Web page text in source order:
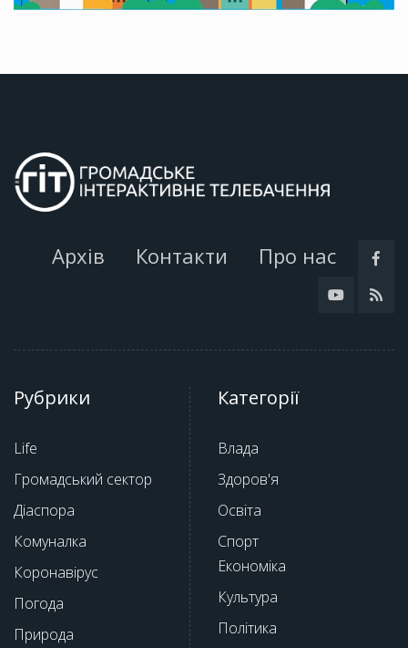
Архів Контакти Про нас
Рубрики
Life
Громадський сектор
Діаспора
Комуналка
Коронавірус
Погода
Природа
Категорії
Влада
Здоров'я
Освіта
Спорт
Економіка
Культура
Політика